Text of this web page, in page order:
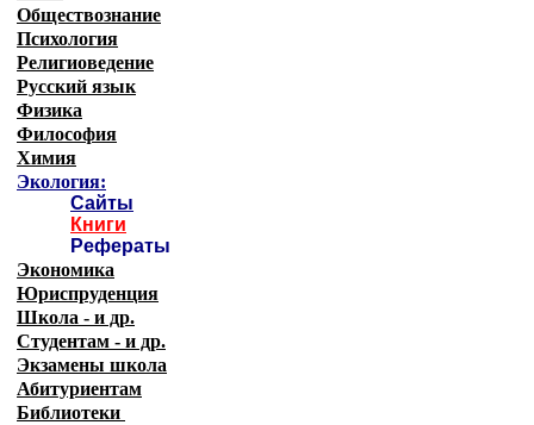
Обществознание
Психология
Религиоведение
Русский язык
Физика
Философия
Химия
Экология:
Сайты
Книги
Рефераты
Экономика
Юриспруденция
Школа - и др.
Студентам - и др.
Экзамены школа
Абитуриентам
Библиотеки